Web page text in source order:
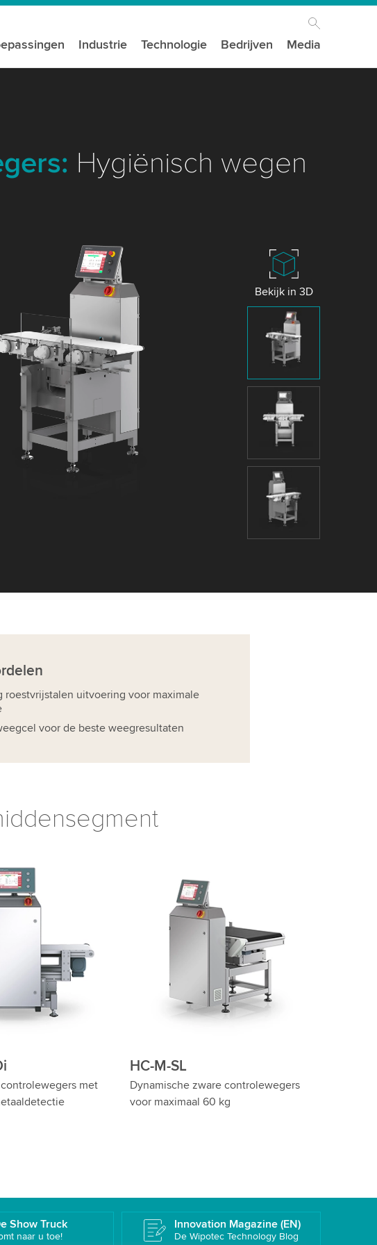
Industrie Technologie Bedrijven Media
Hygiënisch wegen
Bekijk in 3D
roestvrijstalen uitvoering voor maximale
voor de beste weegresultaten
MDi
Controlewegers
in hygiënisch
HC-M-WD-SL
Wash Down zware controlewegers
Show Truck
naar u toe!
Innovation Magazine (EN)
De Wipotec Technology Blog